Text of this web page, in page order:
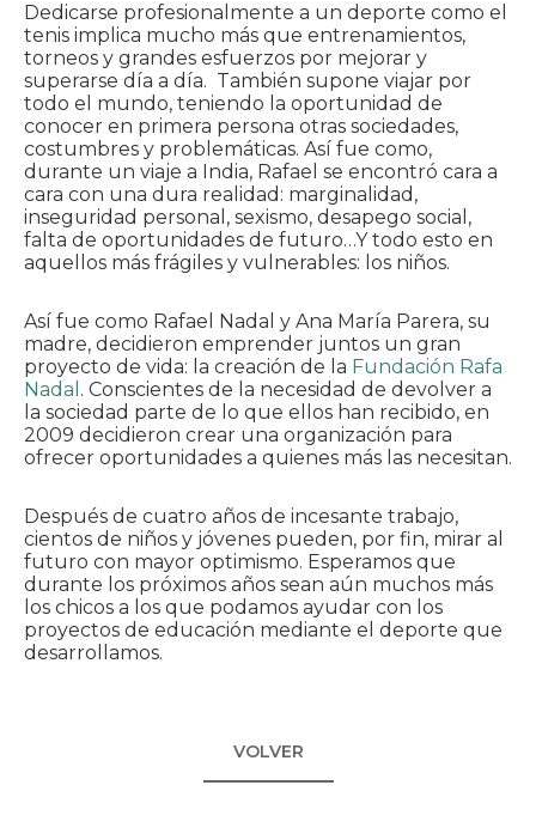
Dedicarse profesionalmente a un deporte como el
tenis implica mucho más que entrenamientos,
torneos y grandes esfuerzos por mejorar y
superarse día a día. También supone viajar por
todo el mundo, teniendo la oportunidad de
conocer en primera persona otras sociedades,
costumbres y problemáticas. Así fue como,
durante un viaje a India, Rafael se encontró cara a
cara con una dura realidad: marginalidad,
inseguridad personal, sexismo, desapego social,
falta de oportunidades de futuro…Y todo esto en
aquellos más frágiles y vulnerables: los niños.
Así fue como Rafael Nadal y Ana María Parera, su
madre, decidieron emprender juntos un gran
proyecto de vida: la creación de la Fundación Rafa
Nadal . Conscientes de la necesidad de devolver a
la sociedad parte de lo que ellos han recibido, en
2009 decidieron crear una organización para
ofrecer oportunidades a quienes más las necesitan.
Después de cuatro años de incesante trabajo,
cientos de niños y jóvenes pueden, por fin, mirar al
futuro con mayor optimismo. Esperamos que
durante los próximos años sean aún muchos más
los chicos a los que podamos ayudar con los
proyectos de educación mediante el deporte que
desarrollamos.
VOLVER